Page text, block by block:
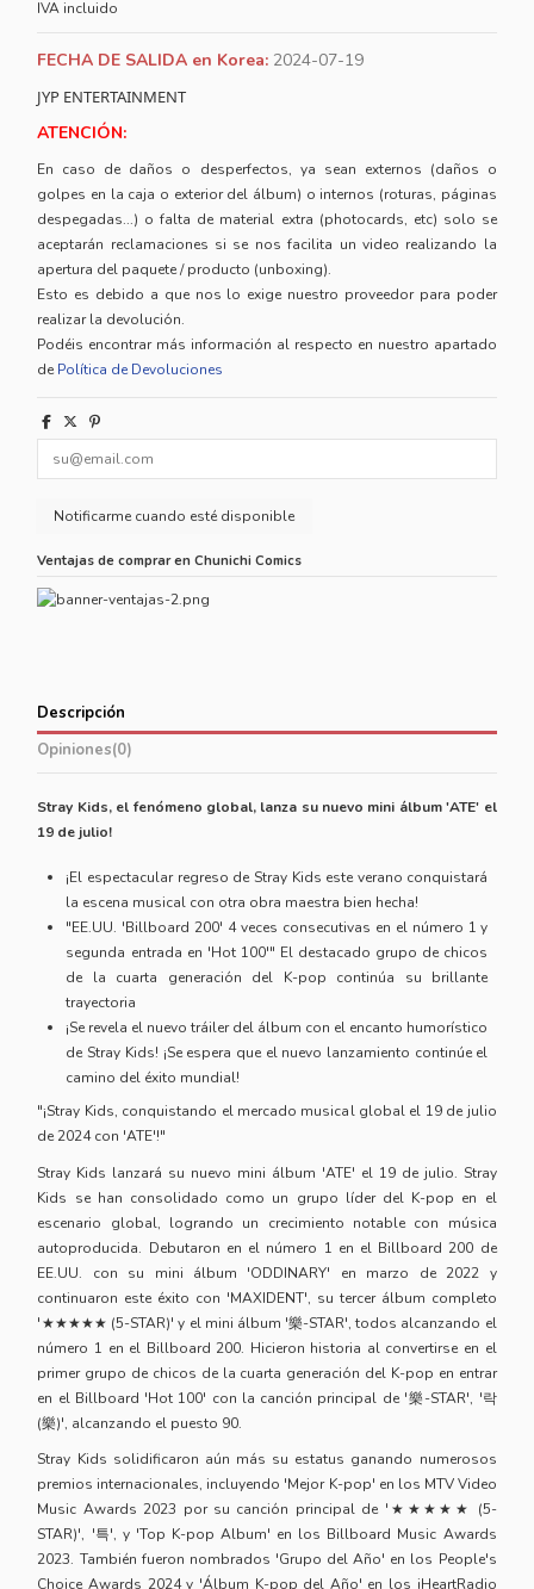
IVA incluido
FECHA DE SALIDA en Korea: 2024-07-19
JYP ENTERTAINMENT
ATENCIÓN:
En caso de daños o desperfectos, ya sean externos (daños o
golpes en la caja o exterior del álbum) o internos (roturas, páginas
despegadas...) o falta de material extra (photocards, etc) solo se
aceptarán reclamaciones si se nos facilita un video realizando la
apertura del paquete / producto (unboxing).
Esto es debido a que nos lo exige nuestro proveedor para poder
realizar la devolución.
Podéis encontrar más información al respecto en nuestro apartado
de Política de Devoluciones
Ventajas de comprar en Chunichi Comics
Descripción
Opiniones(0)
Stray Kids, el fenómeno global, lanza su nuevo mini álbum 'ATE' el
19 de julio!
¡El espectacular regreso de Stray Kids este verano conquistará
la escena musical con otra obra maestra bien hecha!
"EE.UU. 'Billboard 200' 4 veces consecutivas en el número 1 y
segunda entrada en 'Hot 100'" El destacado grupo de chicos
de la cuarta generación del K-pop continúa su brillante
trayectoria
¡Se revela el nuevo tráiler del álbum con el encanto humorístico
de Stray Kids! ¡Se espera que el nuevo lanzamiento continúe el
camino del éxito mundial!
"¡Stray Kids, conquistando el mercado musical global el 19 de julio
de 2024 con 'ATE'!"
Stray Kids lanzará su nuevo mini álbum 'ATE' el 19 de julio. Stray
Kids se han consolidado como un grupo líder del K-pop en el
escenario global, logrando un crecimiento notable con música
autoproducida. Debutaron en el número 1 en el Billboard 200 de
EE.UU. con su mini álbum 'ODDINARY' en marzo de 2022 y
continuaron este éxito con 'MAXIDENT', su tercer álbum completo
'★★★★★ (5-STAR)' y el mini álbum '樂-STAR', todos alcanzando el
número 1 en el Billboard 200. Hicieron historia al convertirse en el
primer grupo de chicos de la cuarta generación del K-pop en entrar
en el Billboard 'Hot 100' con la canción principal de '樂-STAR', '락
(樂)', alcanzando el puesto 90.
Stray Kids solidificaron aún más su estatus ganando numerosos
premios internacionales, incluyendo 'Mejor K-pop' en los MTV Video
Music Awards 2023 por su canción principal de '★★★★★ (5-
STAR)', '특', y 'Top K-pop Album' en los Billboard Music Awards
2023. También fueron nombrados 'Grupo del Año' en los People's
Choice Awards 2024 y 'Álbum K-pop del Año' en los iHeartRadio